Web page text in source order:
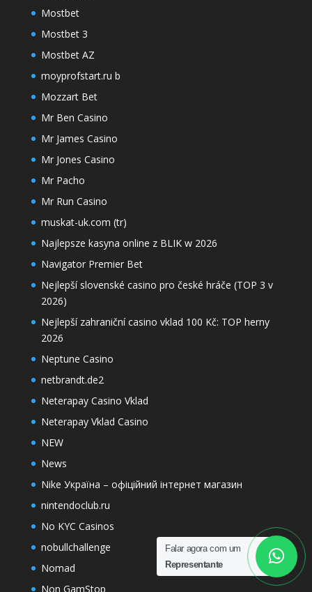
Falar agora com um
Representante
Mostbet
Mostbet 3
Mostbet AZ
moyprofstart.ru b
Mozzart Bet
Mr Ben Casino
Mr James Casino
Mr Jones Casino
Mr Pacho
Mr Run Casino
muskat-uk.com (tr)
Najlepsze kasyna online z BLIK w 2026
Navigator Premier Bet
Nejlepší slovenské casino pro české hráče (TOP 3 v
2026)
Nejlepší zahraniční casino vklad 100 Kč: TOP herny
2026
Neptune Casino
netbrandt.de2
Neterapay Casino Vklad
Neterapay Vklad Casino
NEW
News
Nike Україна – офіційний інтернет магазин
nintendoclub.ru
No KYC Casinos
nobullchallenge
Nomad
Non GamStop